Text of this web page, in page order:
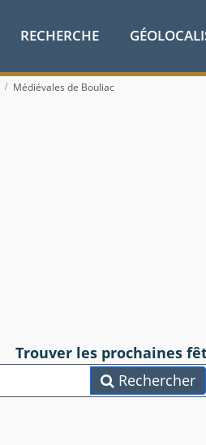
RECHERCHE
Médiévales de Bouliac
Trouver les prochaines
Rechercher